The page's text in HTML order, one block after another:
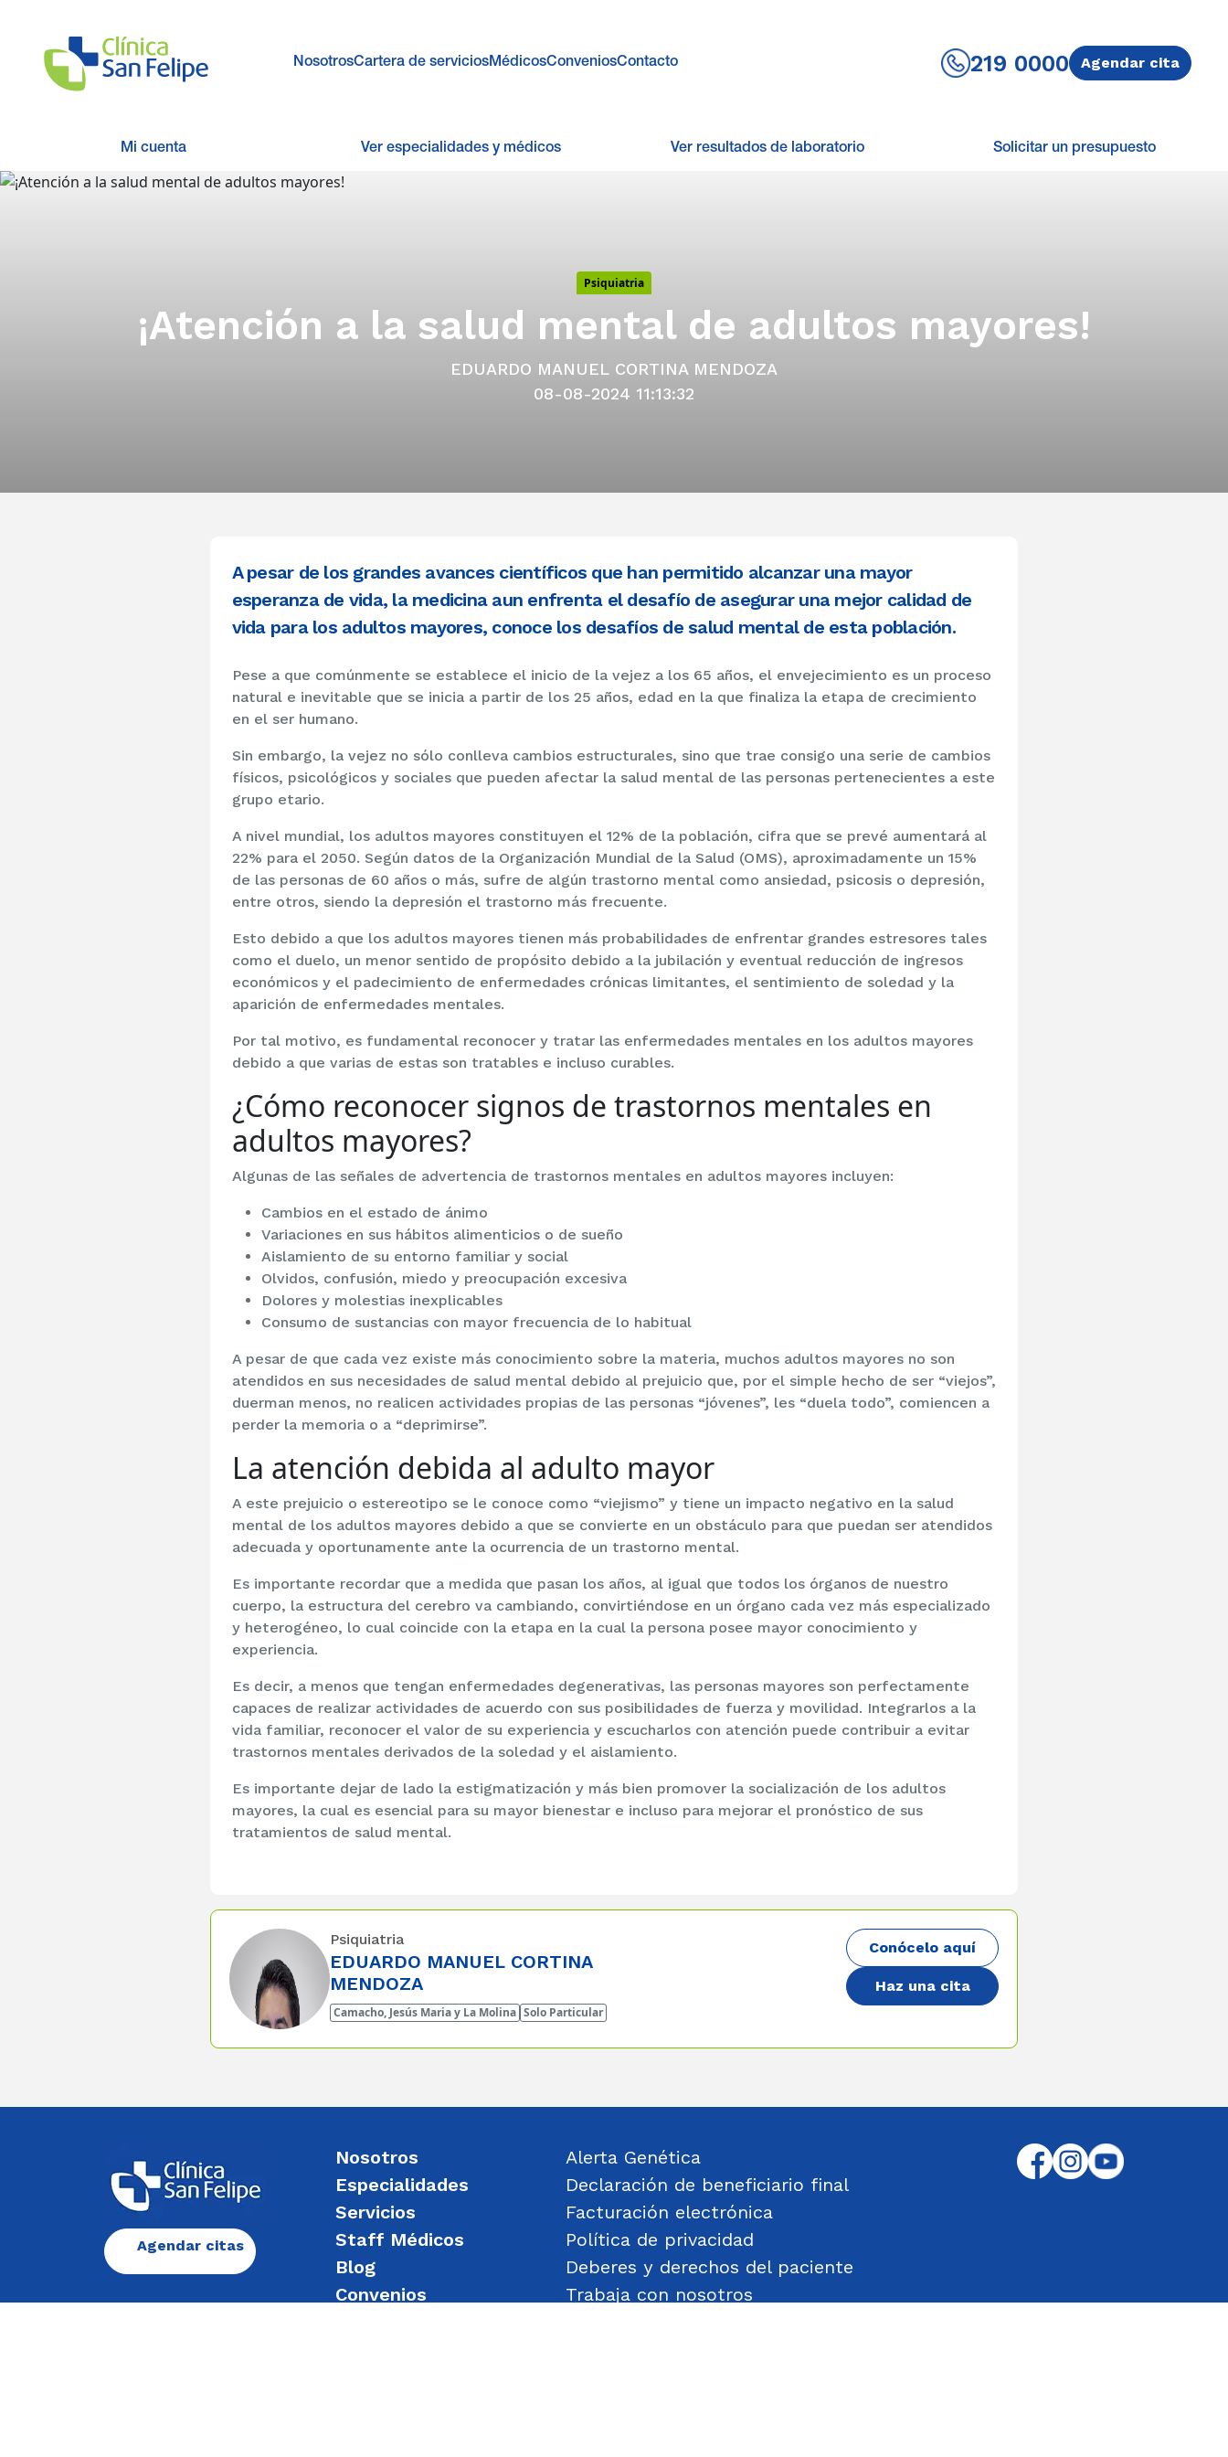
NosotrosCartera de serviciosMédicosConveniosContacto 219 0000 Agendar cita
Mi cuenta Ver especialidades y médicos Ver resultados de laboratorio Solicitar un presupuesto
Psiquiatria
¡Atención a la salud mental de adultos mayores!
EDUARDO MANUEL CORTINA MENDOZA
08-08-2024 11:13:32
A pesar de los grandes avances científicos que han permitido alcanzar una mayor
esperanza de vida, la medicina aun enfrenta el desafío de asegurar una mejor calidad de
vida para los adultos mayores, conoce los desafíos de salud mental de esta población.
Pese a que comúnmente se establece el inicio de la vejez a los 65 años, el envejecimiento es un proceso
natural e inevitable que se inicia a partir de los 25 años, edad en la que finaliza la etapa de crecimiento
en el ser humano.
Sin embargo, la vejez no sólo conlleva cambios estructurales, sino que trae consigo una serie de cambios
físicos, psicológicos y sociales que pueden afectar la salud mental de las personas pertenecientes a este
grupo etario.
A nivel mundial, los adultos mayores constituyen el 12% de la población, cifra que se prevé aumentará al
22% para el 2050. Según datos de la Organización Mundial de la Salud (OMS), aproximadamente un 15%
de las personas de 60 años o más, sufre de algún trastorno mental como ansiedad, psicosis o depresión,
entre otros, siendo la depresión el trastorno más frecuente.
Esto debido a que los adultos mayores tienen más probabilidades de enfrentar grandes estresores tales
como el duelo, un menor sentido de propósito debido a la jubilación y eventual reducción de ingresos
económicos y el padecimiento de enfermedades crónicas limitantes, el sentimiento de soledad y la
aparición de enfermedades mentales.
Por tal motivo, es fundamental reconocer y tratar las enfermedades mentales en los adultos mayores
debido a que varias de estas son tratables e incluso curables.
¿Cómo reconocer signos de trastornos mentales en
adultos mayores?
Algunas de las señales de advertencia de trastornos mentales en adultos mayores incluyen:
Cambios en el estado de ánimo
Variaciones en sus hábitos alimenticios o de sueño
Aislamiento de su entorno familiar y social
Olvidos, confusión, miedo y preocupación excesiva
Dolores y molestias inexplicables
Consumo de sustancias con mayor frecuencia de lo habitual
A pesar de que cada vez existe más conocimiento sobre la materia, muchos adultos mayores no son
atendidos en sus necesidades de salud mental debido al prejuicio que, por el simple hecho de ser “viejos”,
duerman menos, no realicen actividades propias de las personas “jóvenes”, les “duela todo”, comiencen a
perder la memoria o a “deprimirse”.
La atención debida al adulto mayor
A este prejuicio o estereotipo se le conoce como “viejismo” y tiene un impacto negativo en la salud
mental de los adultos mayores debido a que se convierte en un obstáculo para que puedan ser atendidos
adecuada y oportunamente ante la ocurrencia de un trastorno mental.
Es importante recordar que a medida que pasan los años, al igual que todos los órganos de nuestro
cuerpo, la estructura del cerebro va cambiando, convirtiéndose en un órgano cada vez más especializado
y heterogéneo, lo cual coincide con la etapa en la cual la persona posee mayor conocimiento y
experiencia.
Es decir, a menos que tengan enfermedades degenerativas, las personas mayores son perfectamente
capaces de realizar actividades de acuerdo con sus posibilidades de fuerza y movilidad. Integrarlos a la
vida familiar, reconocer el valor de su experiencia y escucharlos con atención puede contribuir a evitar
trastornos mentales derivados de la soledad y el aislamiento.
Es importante dejar de lado la estigmatización y más bien promover la socialización de los adultos
mayores, la cual es esencial para su mayor bienestar e incluso para mejorar el pronóstico de sus
tratamientos de salud mental.
Psiquiatria
EDUARDO MANUEL CORTINA
MENDOZA
Camacho, Jesús Maria y La Molina Solo Particular
Conócelo aquí
Haz una cita
Agendar citas
Nosotros
Especialidades
Servicios
Staff Médicos
Blog
Convenios
Alerta Genética
Declaración de beneficiario final
Facturación electrónica
Política de privacidad
Deberes y derechos del paciente
Trabaja con nosotros